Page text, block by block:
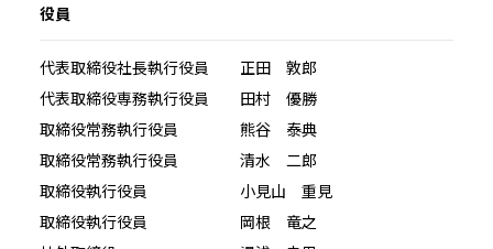
役員
代表取締役社長執行役員 正田 敦郎
代表取締役専務執行役員 田村 優勝
取締役常務執行役員 熊谷 泰典
取締役常務執行役員 清水 二郎
取締役執行役員 小見山 重見
取締役執行役員 岡根 竜之